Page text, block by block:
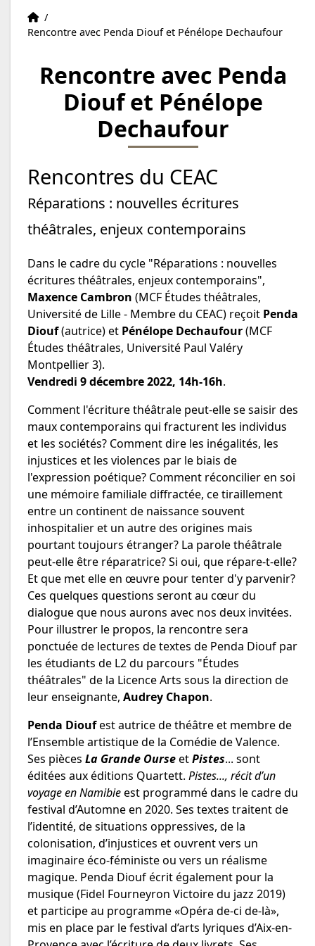
Accueil
Accueil
/
Rencontre avec Penda Diouf et Pénélope Dechaufour
Rencontre avec Penda
Diouf et Pénélope
Dechaufour
Rencontres du CEAC
Réparations : nouvelles écritures
théâtrales, enjeux contemporains
Dans le cadre du cycle "Réparations : nouvelles
écritures théâtrales, enjeux contemporains",
Maxence Cambron (MCF Études théâtrales,
Université de Lille - Membre du CEAC) reçoit Penda
Diouf(autrice) et Pénélope Dechaufour(MCF
Études théâtrales, Université Paul Valéry
Montpellier 3).
Vendredi 9 décembre 2022, 14h-16h.
Comment l'écriture théâtrale peut-elle se saisir des
maux contemporains qui fracturent les individus
et les sociétés? Comment dire les inégalités, les
injustices et les violences par le biais de
l'expression poétique? Comment réconcilier en soi
une mémoire familiale diffractée, ce tiraillement
entre un continent de naissance souvent
inhospitalier et un autre des origines mais
pourtant toujours étranger? La parole théâtrale
peut-elle être réparatrice? Si oui, que répare-t-elle?
Et que met elle en œuvre pour tenter d'y parvenir?
Ces quelques questions seront au cœur du
dialogue que nous aurons avec nos deux invitées.
Pour illustrer le propos, la rencontre sera
ponctuée de lectures de textes de Penda Diouf par
les étudiants de L2 du parcours "Études
théâtrales" de la Licence Arts sous la direction de
leur enseignante, Audrey Chapon.
Penda Dioufest autrice de théâtre et membre de
l’Ensemble artistique de la Comédie de Valence.
Ses pièces La Grande OurseetPistes... sont
éditées aux éditions Quartett. Pistes..., récit d’un
voyage en Namibieest programmé dans le cadre du
festival d’Automne en 2020. Ses textes traitent de
l’identité, de situations oppressives, de la
colonisation, d’injustices et ouvrent vers un
imaginaire éco-féministe ou vers un réalisme
magique. Penda Diouf écrit également pour la
musique (Fidel Fourneyron Victoire du jazz 2019)
et participe au programme «Opéra de-ci de-là»,
mis en place par le festival d’arts lyriques d’Aix-en-